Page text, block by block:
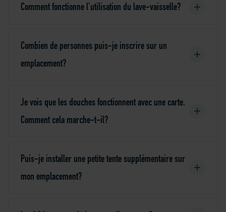
Comment fonctionne l’utilisation du lave-vaisselle?
Combien de personnes puis-je inscrire sur un
emplacement?
Je vois que les douches fonctionnent avec une carte.
Comment cela marche-t-il?
Puis-je installer une petite tente supplémentaire sur
mon emplacement?